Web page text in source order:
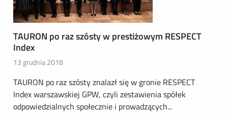
TAURON po raz szósty w prestiżowym RESPECT
Index
13 grudnia 2018
TAURON po raz szósty znalazł się w gronie RESPECT
Index warszawskiej GPW, czyli zestawienia spółek
odpowiedzialnych społecznie i prowadzących...